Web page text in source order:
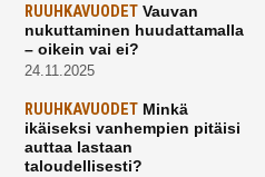
RUUHKAVUODETVauvan
nukuttaminen huudattamalla
– oikein vai ei?
24.11.2025
RUUHKAVUODETMinkä
ikäiseksi vanhempien pitäisi
auttaa lastaan
taloudellisesti?